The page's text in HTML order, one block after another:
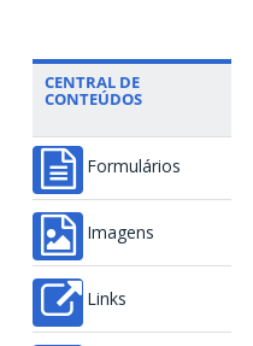
CENTRAL DE
CONTEÚDOS
Formulários
Imagens
Links